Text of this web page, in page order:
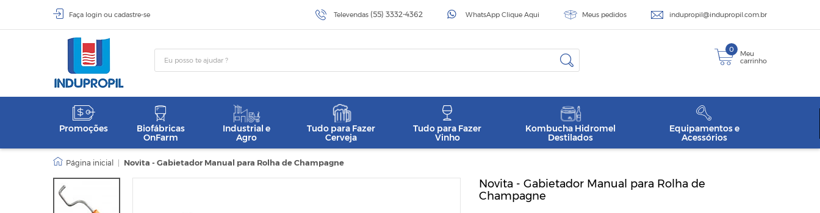
Faça login ou cadastre-se Televendas (55) 3332-4362 WhatsApp Clique Aqui Meus pedidos indupropil@indupropil.com.br
0
Meu
carrinho
Promoções
Biofábricas
OnFarm
Industrial e
Agro
Tudo para Fazer
Cerveja
Tudo para Fazer
Vinho
Kombucha Hidromel
Destilados
Equipamentos e
Acessórios
Novita - Gabietador Manual para Rolha de Champagne
Novita - Gabietador Manual para Rolha de
Champagne